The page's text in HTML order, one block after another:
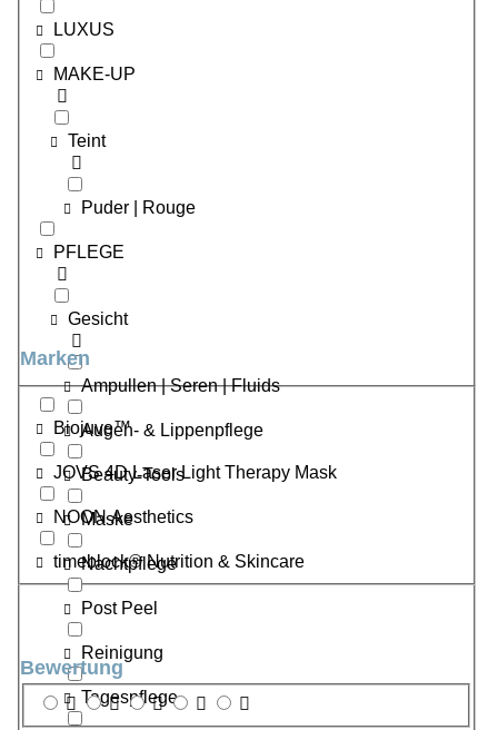
LUXUS
MAKE-UP
Teint
Puder | Rouge
PFLEGE
Gesicht
Ampullen | Seren | Fluids
Augen- & Lippenpflege
Beauty-Tools
Maske
Nachtpflege
Post Peel
Reinigung
Tagespflege
Marken
Biojuve™
JOVS 4D Laser Light Therapy Mask
NOON Aesthetics
timeblock® Nutrition & Skincare
Bewertung